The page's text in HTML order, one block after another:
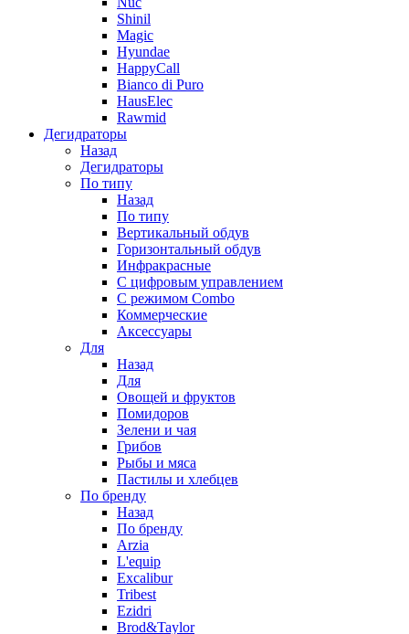
Shinil
Magic
Hyundae
HappyCall
Bianco di Puro
HausElec
Rawmid
Дегидраторы
Назад
Дегидраторы
По типу
Назад
По типу
Вертикальный обдув
Горизонтальный обдув
Инфракрасные
С цифровым управлением
С режимом Combo
Коммерческие
Аксессуары
Для
Назад
Для
Овощей и фруктов
Помидоров
Зелени и чая
Грибов
Рыбы и мяса
Пастилы и хлебцев
По бренду
Назад
По бренду
Arzia
L'equip
Excalibur
Tribest
Ezidri
Brod&Taylor